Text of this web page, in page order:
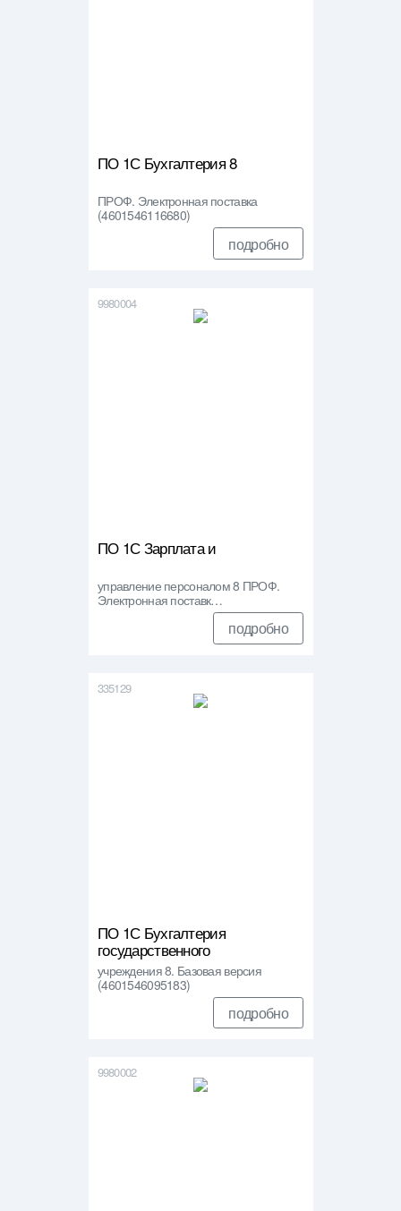
ПО 1С Бухгалтерия 8
ПРОФ. Электронная поставка
(4601546116680)
подробно
9980004
ПО 1С Зарплата и
управление персоналом 8 ПРОФ.
Электронная поставк…
подробно
335129
ПО 1С Бухгалтерия
государственного
учреждения 8. Базовая версия
(4601546095183)
подробно
9980002